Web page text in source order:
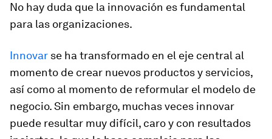
No hay duda que la innovación es fundamental
para las organizaciones.
Innovar se ha transformado en el eje central al
momento de crear nuevos productos y servicios,
así como al momento de reformular el modelo de
negocio. Sin embargo, muchas veces innovar
puede resultar muy difícil, caro y con resultados